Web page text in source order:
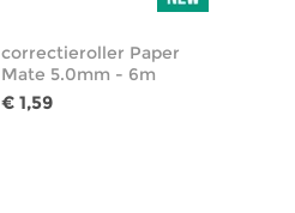
correctieroller Paper
Mate 5.0mm - 6m
€ 1,59